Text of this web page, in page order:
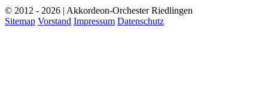
© 2012 - 2026 | Akkordeon-Orchester Riedlingen
Sitemap Vorstand Impressum Datenschutz